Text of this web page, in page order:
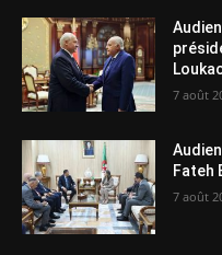
7 août
Fateh
7 août